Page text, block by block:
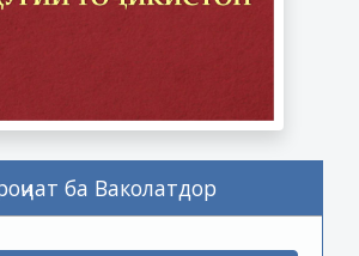
ба Ваколатдор